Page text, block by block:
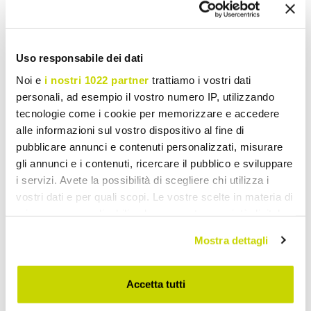
Uso responsabile dei dati
Noi e i nostri 1022 partner trattiamo i vostri dati
personali, ad esempio il vostro numero IP, utilizzando
tecnologie come i cookie per memorizzare e accedere
alle informazioni sul vostro dispositivo al fine di
pubblicare annunci e contenuti personalizzati, misurare
gli annunci e i contenuti, ricercare il pubblico e sviluppare
i servizi. Avete la possibilità di scegliere chi utilizza i
vostri dati e per quali scopi. Le vostre scelte in materia di
modificare o revocare il proprio consenso in qualsiasi
momento dalla Dichiarazione sui cookie o facendo clic
sull'icona di attivazione della privacy.
Mostra dettagli
Accetta tutti
Armários